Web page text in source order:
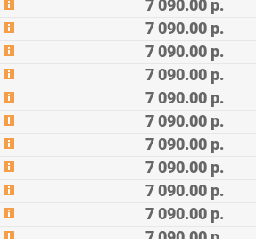
7 090.00 р.
7 090.00 р.
7 090.00 р.
7 090.00 р.
7 090.00 р.
7 090.00 р.
7 090.00 р.
7 090.00 р.
7 090.00 р.
7 090.00 р.